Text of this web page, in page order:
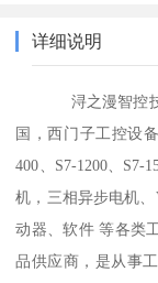
详细说明
浔之漫智控技术
国，西门子工控设
400、S7-1200、S7-
机，三相异步电机
动器、软件 等各类
品供应商，是从事